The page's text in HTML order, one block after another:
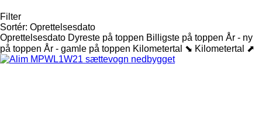
Filter
Sortér: Oprettelsesdato
Oprettelsesdato Dyreste på toppen Billigste på toppen År - ny
på toppen År - gamle på toppen Kilometertal ⬊ Kilometertal ⬈